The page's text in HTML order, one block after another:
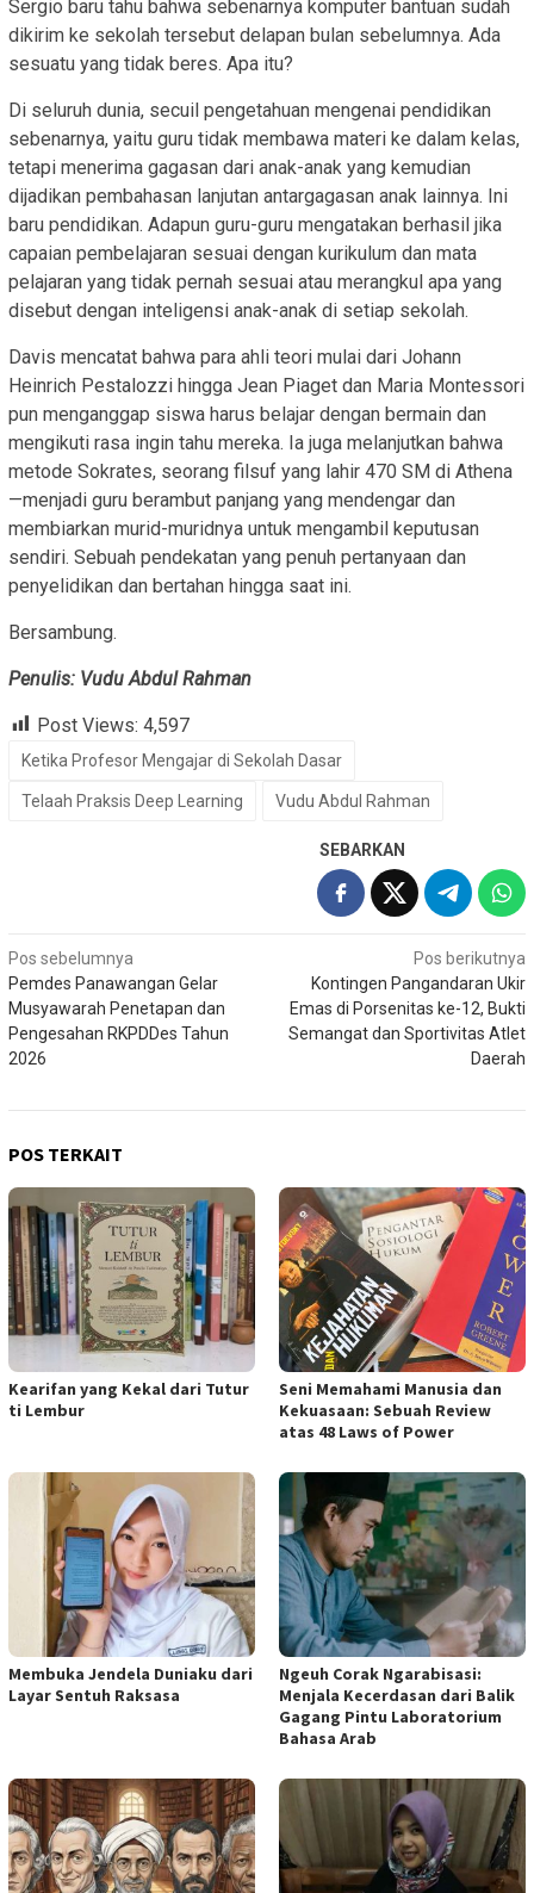
Sergio baru tahu bahwa sebenarnya komputer bantuan sudah
dikirim ke sekolah tersebut delapan bulan sebelumnya. Ada
sesuatu yang tidak beres. Apa itu?
Di seluruh dunia, secuil pengetahuan mengenai pendidikan
sebenarnya, yaitu guru tidak membawa materi ke dalam kelas,
tetapi menerima gagasan dari anak-anak yang kemudian
dijadikan pembahasan lanjutan antargagasan anak lainnya. Ini
baru pendidikan. Adapun guru-guru mengatakan berhasil jika
capaian pembelajaran sesuai dengan kurikulum dan mata
pelajaran yang tidak pernah sesuai atau merangkul apa yang
disebut dengan inteligensi anak-anak di setiap sekolah.
Davis mencatat bahwa para ahli teori mulai dari Johann
Heinrich Pestalozzi hingga Jean Piaget dan Maria Montessori
pun menganggap siswa harus belajar dengan bermain dan
mengikuti rasa ingin tahu mereka. Ia juga melanjutkan bahwa
metode Sokrates, seorang filsuf yang lahir 470 SM di Athena
—menjadi guru berambut panjang yang mendengar dan
membiarkan murid-muridnya untuk mengambil keputusan
sendiri. Sebuah pendekatan yang penuh pertanyaan dan
penyelidikan dan bertahan hingga saat ini.
Bersambung.
Penulis: Vudu Abdul Rahman
Post Views: 4,597
Ketika Profesor Mengajar di Sekolah Dasar
Telaah Praksis Deep Learning Vudu Abdul Rahman
SEBARKAN
Navigasi
pos
Pos sebelumnya
Pemdes Panawangan Gelar
Musyawarah Penetapan dan
Pengesahan RKPDDes Tahun
2026
Pos berikutnya
Kontingen Pangandaran Ukir
Emas di Porsenitas ke-12, Bukti
Semangat dan Sportivitas Atlet
Daerah
POS TERKAIT
Kearifan yang Kekal dari Tutur
ti Lembur
Seni Memahami Manusia dan
Kekuasaan: Sebuah Review
atas 48 Laws of Power
Membuka Jendela Duniaku dari
Layar Sentuh Raksasa
Ngeuh Corak Ngarabisasi:
Menjala Kecerdasan dari Balik
Gagang Pintu Laboratorium
Bahasa Arab